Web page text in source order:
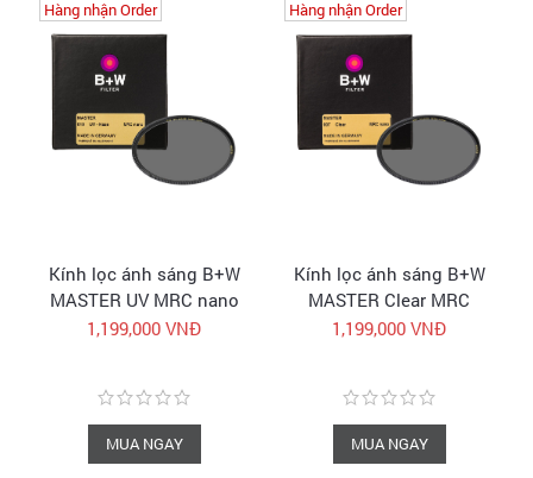
Kính lọc ánh sáng B+W
MASTER UV MRC nano
39-112mm
1,199,000 VNĐ
Hàng nhận Order
Hàng nhận Order
MUA NGAY
Kính lọc ánh sáng B+W
MASTER Clear MRC
nano 39-112mm
1,199,000 VNĐ
Hàng nhận Order
Hàng nhận Order
MUA NGAY